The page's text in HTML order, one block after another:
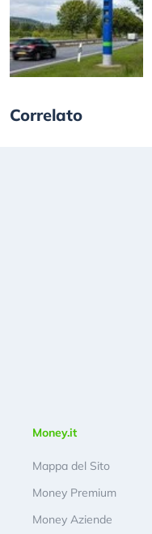
Correlato
Money.it
Mappa del Sito
Money Premium
Money Aziende